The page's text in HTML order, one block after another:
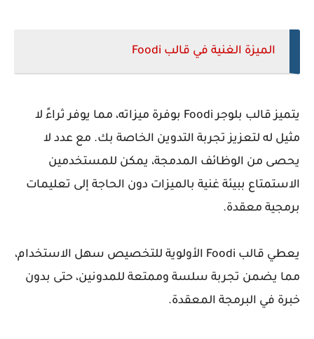
الميزة الغنية في قالب Foodi
يتميزقالب بلوجر Foodi
بوفرة ميزاته، مما يوفر ثراءً لا
مثيل له لتعزيز تجربة التدوين الخاصة بك. مع عدد لا
يحصى من الوظائف المدمجة، يمكن للمستخدمين
الاستمتاع ببيئة غنية بالميزات دون الحاجة إلى تعليمات
برمجية معقدة.
يعطي قالب Foodi الأولوية للتخصيص سهل الاستخدام،
مما يضمن تجربة سلسة وممتعة للمدونين، حتى بدون
خبرة في البرمجة المعقدة.